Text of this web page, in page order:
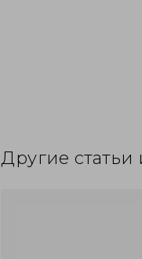
Другие статьи